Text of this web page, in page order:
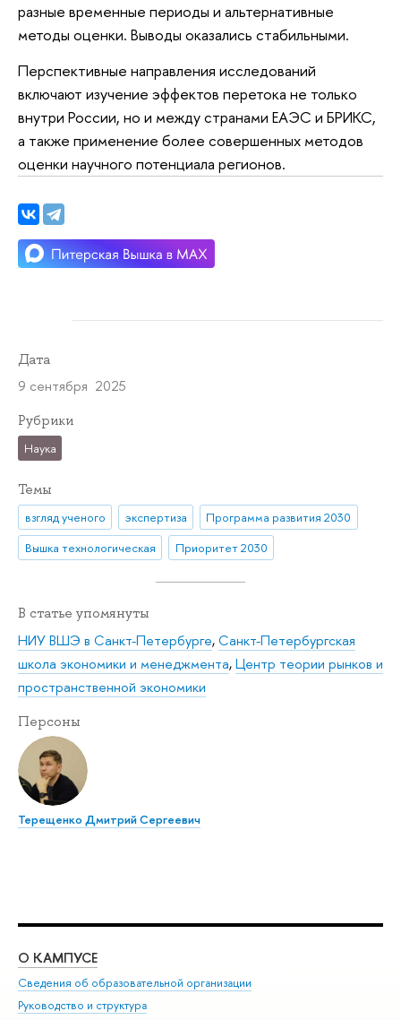
разные временные периоды и альтернативные
методы оценки. Выводы оказались стабильными.
Перспективные направления исследований
включают изучение эффектов перетока не только
внутри России, но и между странами ЕАЭС и БРИКС,
а также применение более совершенных методов
оценки научного потенциала регионов.
Дата
9 сентября 2025
Рубрики
Наука
Темы
взгляд ученого экспертиза
Программа развития 2030
Вышка технологическая
Приоритет 2030
В статье упомянуты
НИУ ВШЭ в Санкт-Петербурге,Санкт-Петербургская
школа экономики и менеджмента,Центр теории рынков и
пространственной экономики
Персоны
Терещенко Дмитрий Сергеевич
О КАМПУСЕ
Сведения об образовательной организации
Руководство и структура